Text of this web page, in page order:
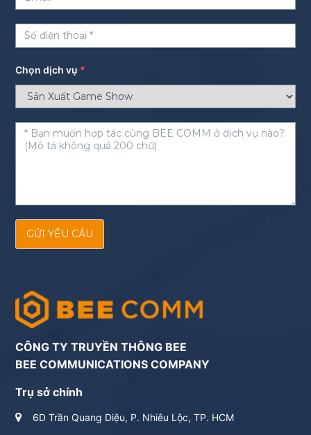
Chọn dịch vụ *
GỬI YÊU CẦU
CÔNG TY TRUYỀN THÔNG BEE
BEE COMMUNICATIONS COMPANY
Trụ sở chính
6D Trần Quang Diệu, P. Nhiêu Lộc, TP. HCM